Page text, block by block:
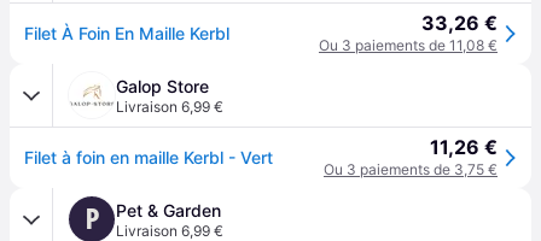
Filet À Foin En Maille Kerbl 33,26 €
Ou 3 paiements de 11,08 €
Galop Store
Livraison 6,99 €
Filet à foin en maille Kerbl - Vert 11,26 €
Ou 3 paiements de 3,75 €
P Pet & Garden
Livraison 6,99 €